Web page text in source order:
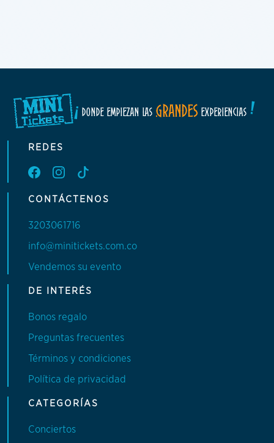
¡ DONDE EMPIEZAN LAS GRANDES EXPERIENCIAS !
REDES
CONTÁCTENOS
3203061716
info@minitickets.com.co
Vendemos su evento
DE INTERÉS
Bonos regalo
Preguntas frecuentes
Términos y condiciones
Política de privacidad
CATEGORÍAS
Conciertos